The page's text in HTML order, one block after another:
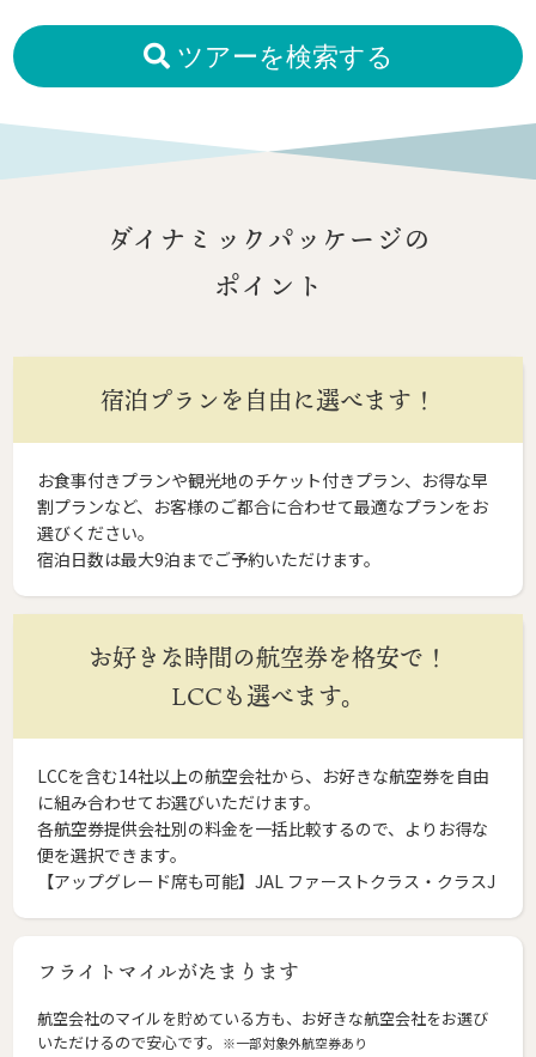
ツアーを検索する
ダイナミックパッケージの
ポイント
宿泊プランを自由に選べます！
お食事付きプランや観光地のチケット付きプラン、お得な早
割プランなど、お客様のご都合に合わせて最適なプランをお
選びください。
宿泊日数は最大9泊までご予約いただけます。
お好きな時間の航空券を格安で！
LCCも選べます。
LCCを含む14社以上の航空会社から、お好きな航空券を自由
に組み合わせてお選びいただけます。
各航空券提供会社別の料金を一括比較するので、よりお得な
便を選択できます。
【アップグレード席も可能】JAL ファーストクラス・クラスJ
フライトマイルがたまります
航空会社のマイルを貯めている方も、お好きな航空会社をお選び
いただけるので安心です。
※一部対象外航空券あり